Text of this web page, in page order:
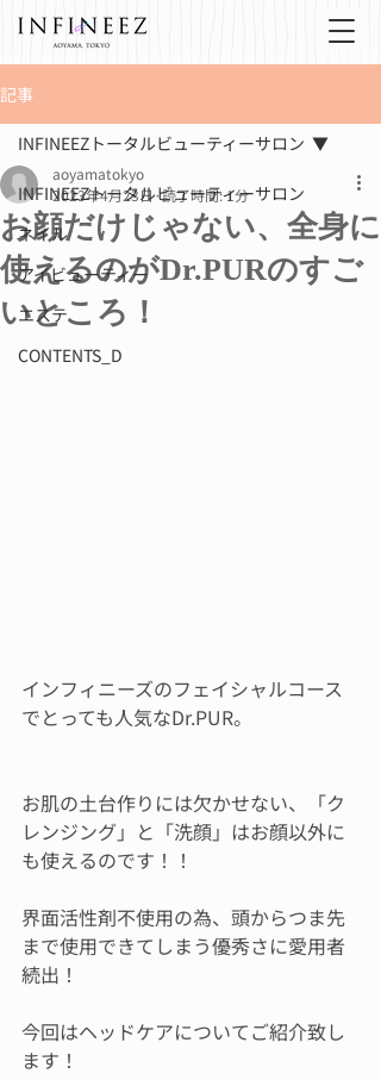
記事
INFINEEZトータルビューティーサロン
ネイル
アイビューティー
エステ
CONTENTS_D
INFINEEZトータルビューティーサロン
お顔だけじゃない、全身に
使えるのがDr.PURのすご
いところ！
aoyamatokyo
2023年4月23日 読了時間: 1分
インフィニーズのフェイシャルコース
でとっても人気なDr.PUR。
お肌の土台作りには欠かせない、「ク
レンジング」と「洗顔」はお顔以外に
も使えるのです！！
界面活性剤不使用の為、頭からつま先
まで使用できてしまう優秀さに愛用者
続出！
今回はヘッドケアについてご紹介致し
ます！